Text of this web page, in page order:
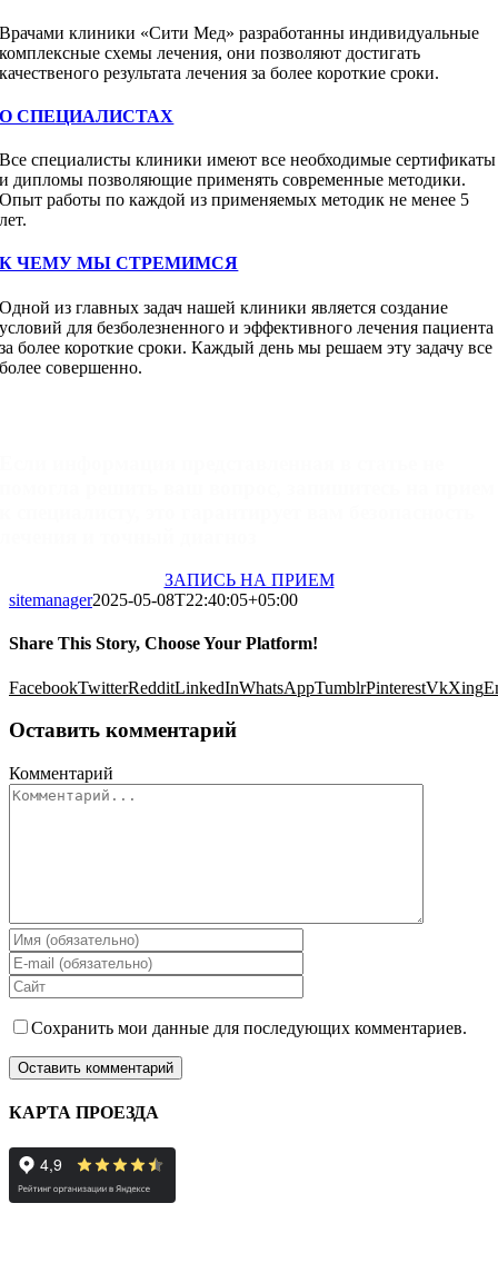
Врачами клиники «Сити Мед» разработанны индивидуальные
комплексные схемы лечения, они позволяют достигать
качественого результата лечения за более короткие сроки.
О СПЕЦИАЛИСТАХ
Все специалисты клиники имеют все необходимые сертификаты
и дипломы позволяющие применять современные методики.
Опыт работы по каждой из применяемых методик не менее 5
лет.
К ЧЕМУ МЫ СТРЕМИМСЯ
Одной из главных задач нашей клиники является создание
условий для безболезненного и эффективного лечения пациента
за более короткие сроки. Каждый день мы решаем эту задачу все
более совершенно.
ЗАПИСЬ НА ПРИЕМ
sitemanager2025-05-08T22:40:05+05:00
Share This Story, Choose Your Platform!
FacebookTwitterRedditLinkedInWhatsAppTumblrPinterestVkXing
Оставить комментарий
Комментарий
Сохранить мои данные для последующих комментариев.
КАРТА ПРОЕЗДА